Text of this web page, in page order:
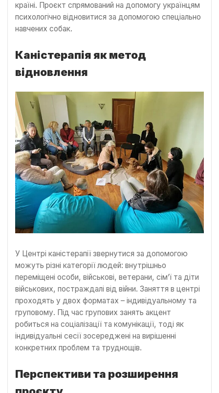
країні. Проєкт спрямований на допомогу українцям
психологічно відновитися за допомогою спеціально
навчених собак.
Каністерапія як метод
відновлення
У Центрі каністерапії звернутися за допомогою
можуть різні категорії людей: внутрішньо
переміщені особи, військові, ветерани, сім’ї та діти
військових, постраждалі від війни. Заняття в центрі
проходять у двох форматах – індивідуальному та
груповому. Під час групових занять акцент
робиться на соціалізації та комунікації, тоді як
індивідуальні сесії зосереджені на вирішенні
конкретних проблем та труднощів.
Перспективи та розширення